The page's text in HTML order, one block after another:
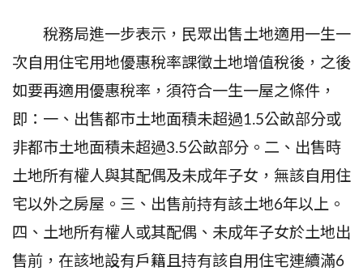
稅務局進一步表示，民眾出售土地適用一生一
次自用住宅用地優惠稅率課徵土地增值稅後，之後
如要再適用優惠稅率，須符合一生一屋之條件，
即：一、出售都市土地面積未超過1.5公畝部分或
非都市土地面積未超過3.5公畝部分。二、出售時
土地所有權人與其配偶及未成年子女，無該自用住
宅以外之房屋。三、出售前持有該土地6年以上。
四、土地所有權人或其配偶、未成年子女於土地出
售前，在該地設有戶籍且持有該自用住宅連續滿6